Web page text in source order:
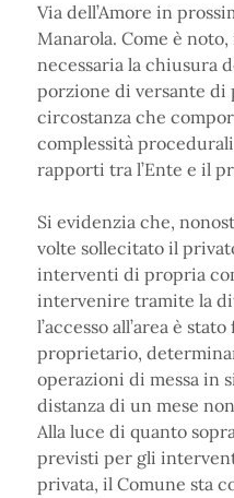
Via dell’Amore in
Manarola. Come è
necessaria la chiusura
porzione di versante di
circostanza che
complessità
rapporti tra l’Ente e il
Si evidenzia che,
volte sollecitato il
interventi di propria
intervenire tramite la
l’accesso all’area è
proprietario,
operazioni di messa in
distanza di un mese
Alla luce di quanto
previsti per gli
privata, il Comune sta